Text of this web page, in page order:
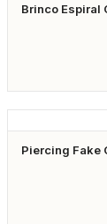
Brinco Espiral
Piercing Fake